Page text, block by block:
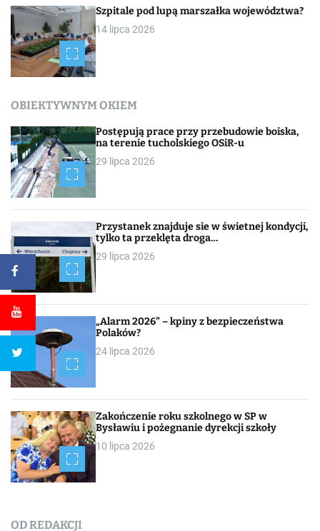
Szpitale pod lupą marszałka województwa?
14 lipca 2026
OBIEKTYWNYM OKIEM
Postępują prace przy przebudowie boiska,
na terenie tucholskiego OSiR-u
29 lipca 2026
Przystanek znajduje sie w świetnej kondycji,
tylko ta przeklęta droga…
29 lipca 2026
„Alarm 2026” – kpiny z bezpieczeństwa
Polaków?
24 lipca 2026
Zakończenie roku szkolnego w SP w
Bysławiu i pożegnanie dyrekcji szkoły
10 lipca 2026
OD REDAKCJI